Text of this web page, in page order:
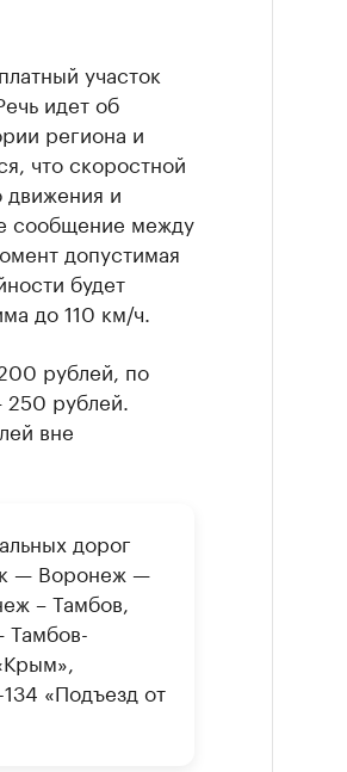
участок
идет об
региона и
что скоростной
движения и
сообщение между
допустимая
будет
до 110 км/ч.
рублей, по
рублей.
вне
дорог
— Воронеж —
– Тамбов,
Тамбов-
«Подъезд от